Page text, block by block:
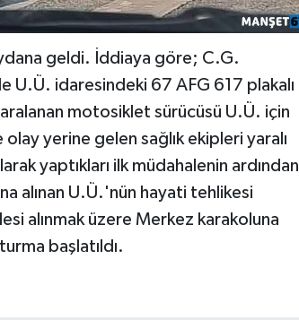
geldi. İddiaya göre; C.G.
U.Ü. idaresindeki 67 AFG 617 plakalı
motosiklet sürücüsü U.Ü. için
yerine gelen sağlık ekipleri yaralı
yaptıkları ilk müdahalenin ardından
alınan U.Ü.'nün hayati tehlikesi
alınmak üzere Merkez karakoluna
başlatıldı.